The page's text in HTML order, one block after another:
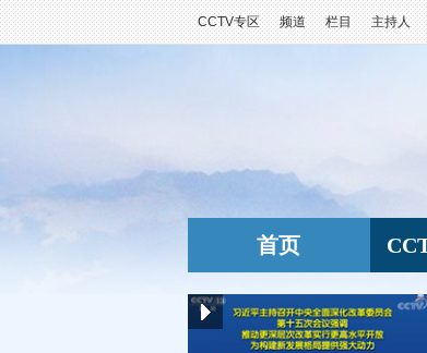
CCTV专区 频道 栏目 主持人
首页